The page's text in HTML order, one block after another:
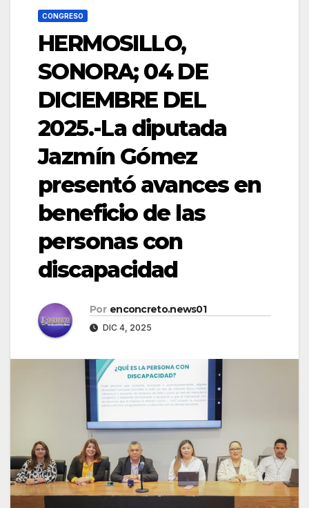
CONGRESO
HERMOSILLO,
SONORA; 04 DE
DICIEMBRE DEL
2025.-La diputada
Jazmín Gómez
presentó avances en
beneficio de las
personas con
discapacidad
Por enconcreto.news01
DIC 4, 2025